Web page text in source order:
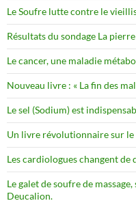
Le Soufre lutte contre le
Résultats du sondage La
Le cancer, une maladie
Nouveau livre : « La fin des
Le sel (Sodium) est
Un livre révolutionnaire sur le
Les cardiologues changent de
Le galet de soufre de
Deucalion.